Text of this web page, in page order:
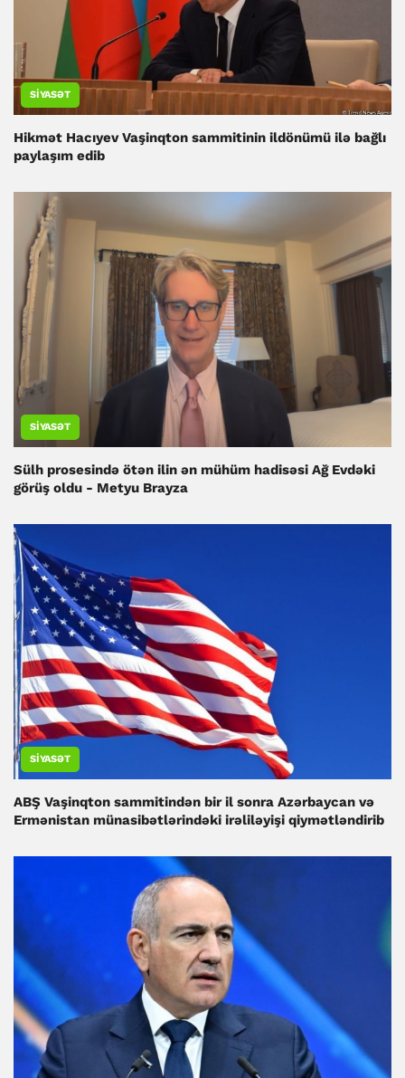
SIYASƏT
Hikmət Hacıyev Vaşinqton sammitinin ildönümü ilə bağlı
paylaşım edib
SIYASƏT
Sülh prosesində ötən ilin ən mühüm hadisəsi Ağ Evdəki
görüş oldu - Metyu Brayza
SIYASƏT
ABŞ Vaşinqton sammitindən bir il sonra Azərbaycan və
Ermənistan münasibətlərindəki irəliləyişi qiymətləndirib